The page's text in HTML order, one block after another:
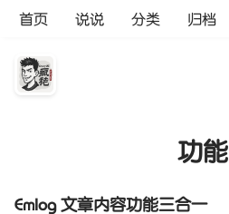
首页 说说 分类 归档
功能
Emlog 文章内容功能三合一